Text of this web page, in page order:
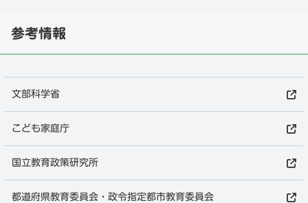
参考情報
文部科学省
こども家庭庁
国立教育政策研究所
都道府県教育委員会・政令指定都市教育委員会